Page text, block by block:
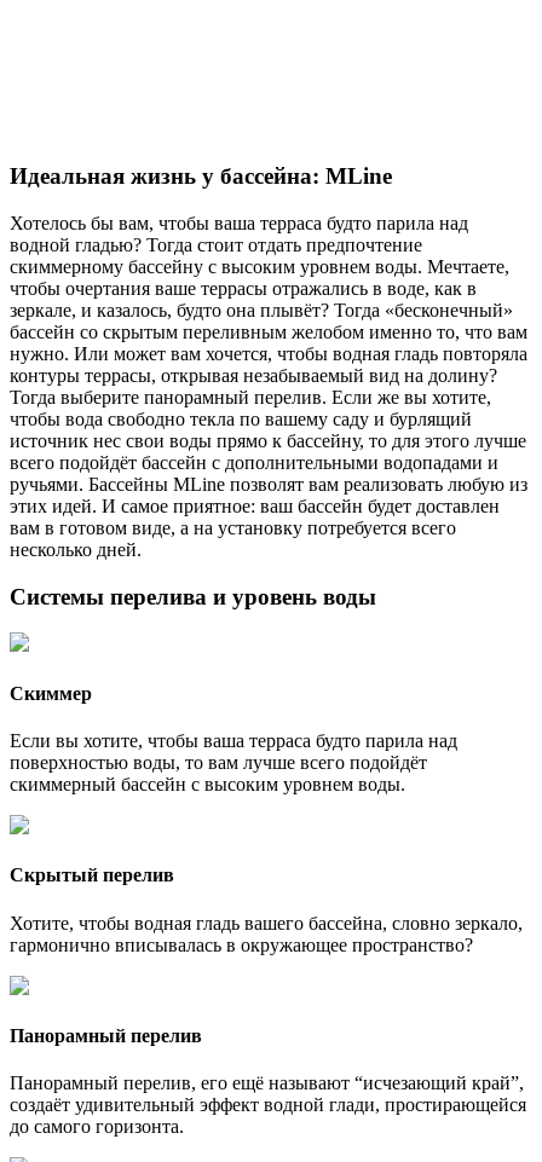
Идеальная жизнь у бассейна: MLine
Хотелось бы вам, чтобы ваша терраса будто парила над
водной гладью? Тогда стоит отдать предпочтение
скиммерному бассейну с высоким уровнем воды. Мечтаете,
чтобы очертания ваше террасы отражались в воде, как в
зеркале, и казалось, будто она плывёт? Тогда «бесконечный»
бассейн со скрытым переливным желобом именно то, что вам
нужно. Или может вам хочется, чтобы водная гладь повторяла
контуры террасы, открывая незабываемый вид на долину?
Тогда выберите панорамный перелив. Если же вы хотите,
чтобы вода свободно текла по вашему саду и бурлящий
источник нес свои воды прямо к бассейну, то для этого лучше
всего подойдёт бассейн с дополнительными водопадами и
ручьями. Бассейны MLine позволят вам реализовать любую из
этих идей. И самое приятное: ваш бассейн будет доставлен
вам в готовом виде, а на установку потребуется всего
несколько дней.
Системы перелива и уровень воды
Скиммер
Если вы хотите, чтобы ваша терраса будто парила над
поверхностью воды, то вам лучше всего подойдёт
скиммерный бассейн с высоким уровнем воды.
Скрытый перелив
Хотите, чтобы водная гладь вашего бассейна, словно зеркало,
гармонично вписывалась в окружающее пространство?
Панорамный перелив
Панорамный перелив, его ещё называют “исчезающий край”,
создаёт удивительный эффект водной глади, простирающейся
до самого горизонта.